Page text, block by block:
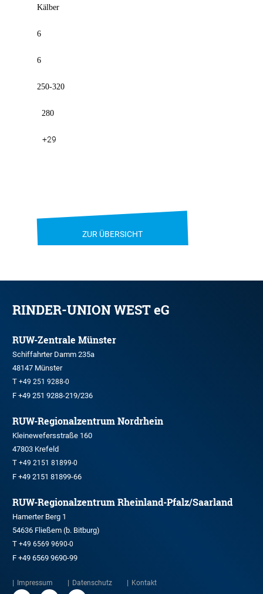
Kälber
6
6
250-320
280
+29
ZUR ÜBERSICHT
RINDER-UNION WEST eG
RUW-Zentrale Münster
Schiffahrter Damm 235a
48147 Münster
T +49 251 9288-0
F +49 251 9288-219/236
RUW-Regionalzentrum Nordrhein
Kleinewefersstraße 160
47803 Krefeld
T +49 2151 81899-0
F +49 2151 81899-66
RUW-Regionalzentrum Rheinland-Pfalz/Saarland
Hamerter Berg 1
54636 Fließem (b. Bitburg)
T +49 6569 9690-0
F +49 6569 9690-99
Impressum Datenschutz Kontakt